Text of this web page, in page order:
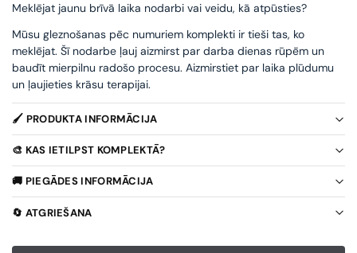
Meklējat jaunu brīvā laika nodarbi vai veidu, kā atpūsties?
Mūsu gleznošanas pēc numuriem komplekti ir tieši tas, ko
meklējat. Šī nodarbe ļauj aizmirst par darba dienas rūpēm un
baudīt mierpilnu radošo procesu. Aizmirstiet par laika plūdumu
un ļaujieties krāsu terapijai.
🖌️ PRODUKTA INFORMĀCIJA
🎨 KAS IETILPST KOMPLEKTĀ?
🚚 PIEGĀDES INFORMĀCIJA
🔄 ATGRIEŠANA